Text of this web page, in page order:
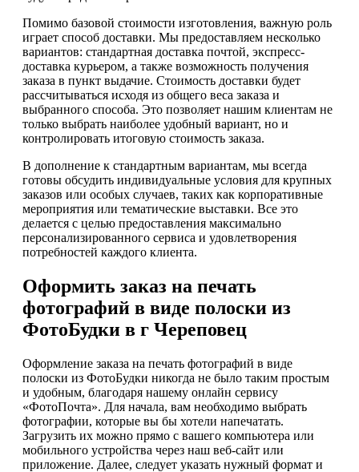
Помимо базовой стоимости изготовления, важную роль
играет способ доставки. Мы предоставляем несколько
вариантов: стандартная доставка почтой, экспресс-
доставка курьером, а также возможность получения
заказа в пункт выдачие. Стоимость доставки будет
рассчитываться исходя из общего веса заказа и
выбранного способа. Это позволяет нашим клиентам не
только выбрать наиболее удобный вариант, но и
контролировать итоговую стоимость заказа.
В дополнение к стандартным вариантам, мы всегда
готовы обсудить индивидуальные условия для крупных
заказов или особых случаев, таких как корпоративные
мероприятия или тематические выставки. Все это
делается с целью предоставления максимально
персонализированного сервиса и удовлетворения
потребностей каждого клиента.
Оформить заказ на печать
фотографий в виде полоски из
ФотоБудки в г Череповец
Оформление заказа на печать фотографий в виде
полоски из ФотоБудки никогда не было таким простым
и удобным, благодаря нашему онлайн сервису
«ФотоПочта». Для начала, вам необходимо выбрать
фотографии, которые вы бы хотели напечатать.
Загрузить их можно прямо с вашего компьютера или
мобильного устройства через наш веб-сайт или
приложение. Далее, следует указать нужный формат и